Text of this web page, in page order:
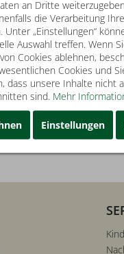
an Dritte
die Verarbeitung
Unter „Einstellungen“
Auswahl treffen. Wenn
Cookies ablehnen,
Cookies und
dass unsere Inhalte nicht
sind. Mehr
Einstellungen